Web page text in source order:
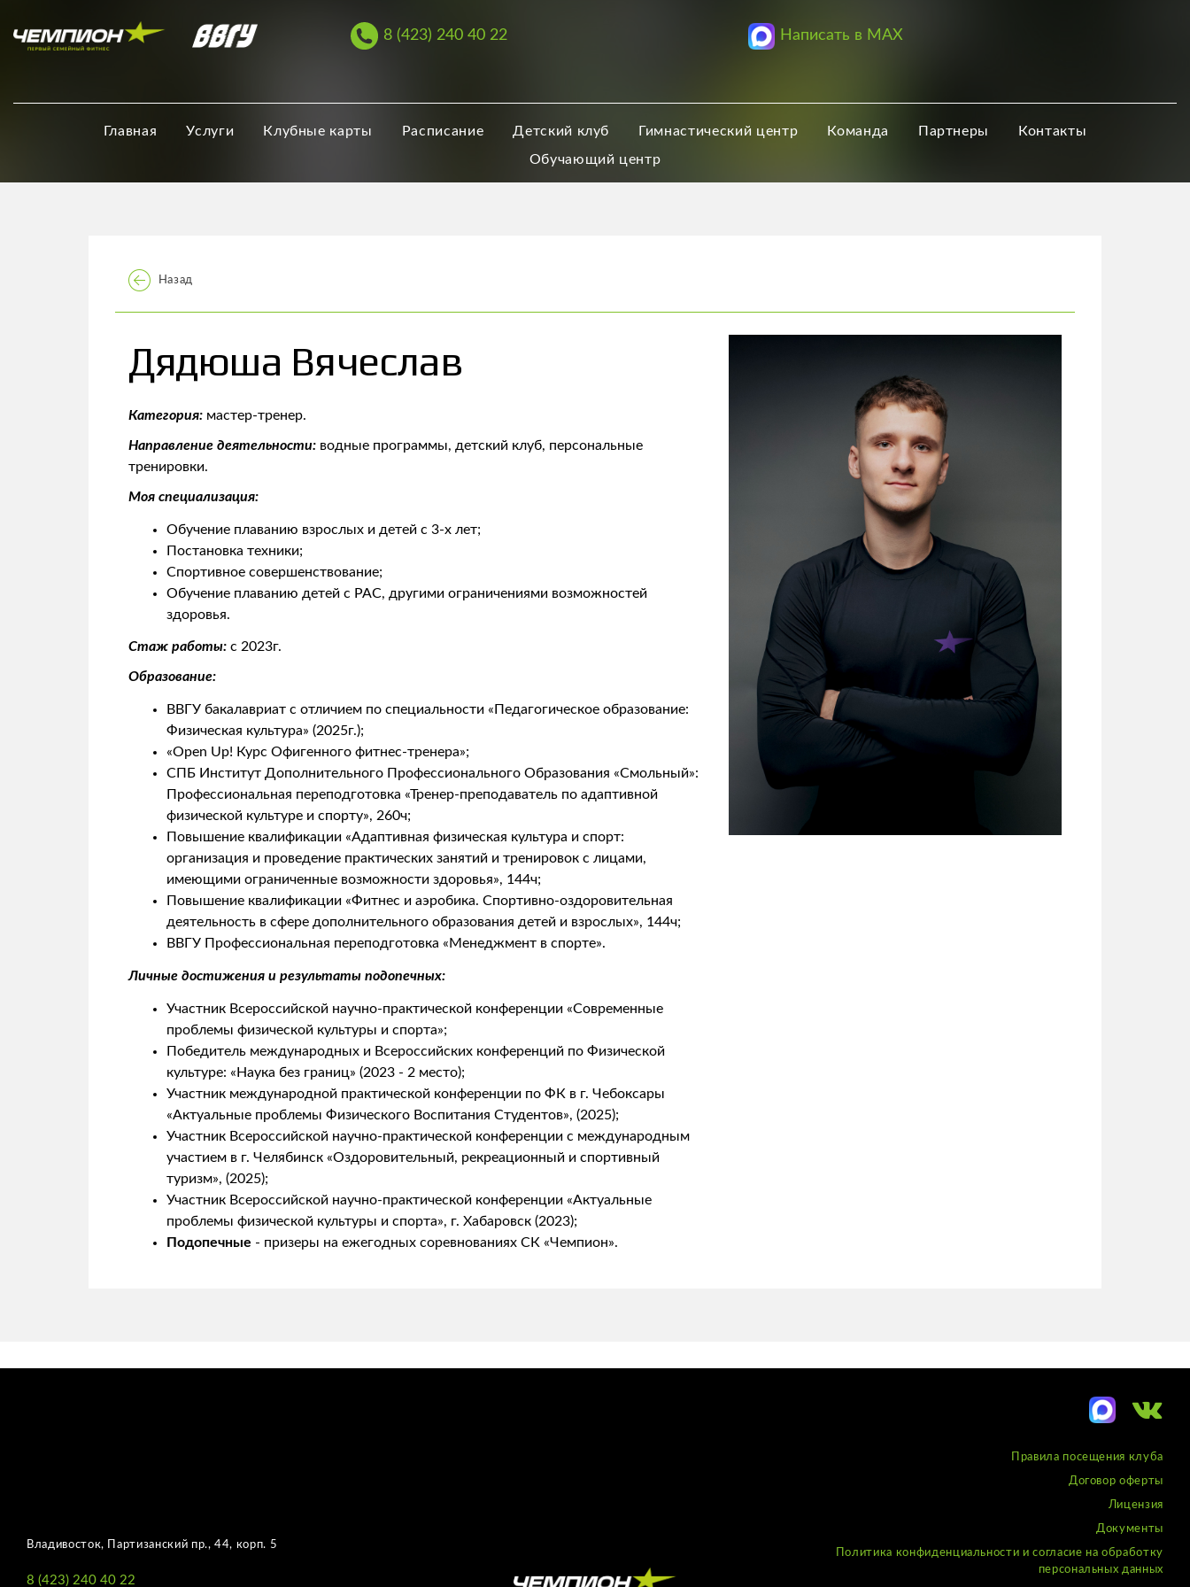
8 (423) 240 40 22 Написать в MAX
Главная Услуги Клубные карты Расписание Детский клуб Гимнастический центр Команда Партнеры Контакты
Обучающий центр
Назад
Дядюша Вячеслав
Категория: мастер-тренер.
Направление деятельности: водные программы, детский клуб, персональные
тренировки.
Моя специализация:
Обучение плаванию взрослых и детей с 3-х лет;
Постановка техники;
Спортивное совершенствование;
Обучение плаванию детей с РАС, другими ограничениями возможностей
здоровья.
Стаж работы: с 2023г.
Образование:
ВВГУ бакалавриат с отличием по специальности «Педагогическое образование:
Физическая культура» (2025г.);
«Open Up! Курс Офигенного фитнес-тренера»;
СПБ Институт Дополнительного Профессионального Образования «Смольный»:
Профессиональная переподготовка «Тренер-преподаватель по адаптивной
физической культуре и спорту», 260ч;
Повышение квалификации «Адаптивная физическая культура и спорт:
организация и проведение практических занятий и тренировок с лицами,
имеющими ограниченные возможности здоровья», 144ч;
Повышение квалификации «Фитнес и аэробика. Спортивно-оздоровительная
деятельность в сфере дополнительного образования детей и взрослых», 144ч;
ВВГУ Профессиональная переподготовка «Менеджмент в спорте».
Личные достижения и результаты подопечных:
Участник Всероссийской научно-практической конференции «Современные
проблемы физической культуры и спорта»;
Победитель международных и Всероссийских конференций по Физической
культуре: «Наука без границ» (2023 - 2 место);
Участник международной практической конференции по ФК в г. Чебоксары
«Актуальные проблемы Физического Воспитания Студентов», (2025);
Участник Всероссийской научно-практической конференции с международным
участием в г. Челябинск «Оздоровительный, рекреационный и спортивный
туризм», (2025);
Участник Всероссийской научно-практической конференции «Актуальные
проблемы физической культуры и спорта», г. Хабаровск (2023);
Подопечные - призеры на ежегодных соревнованиях СК «Чемпион».
Владивосток, Партизанский пр., 44, корп. 5
8 (423) 240 40 22
Правила посещения клуба
Договор оферты
Лицензия
Документы
Политика конфиденциальности и согласие на обработку
персональных данных